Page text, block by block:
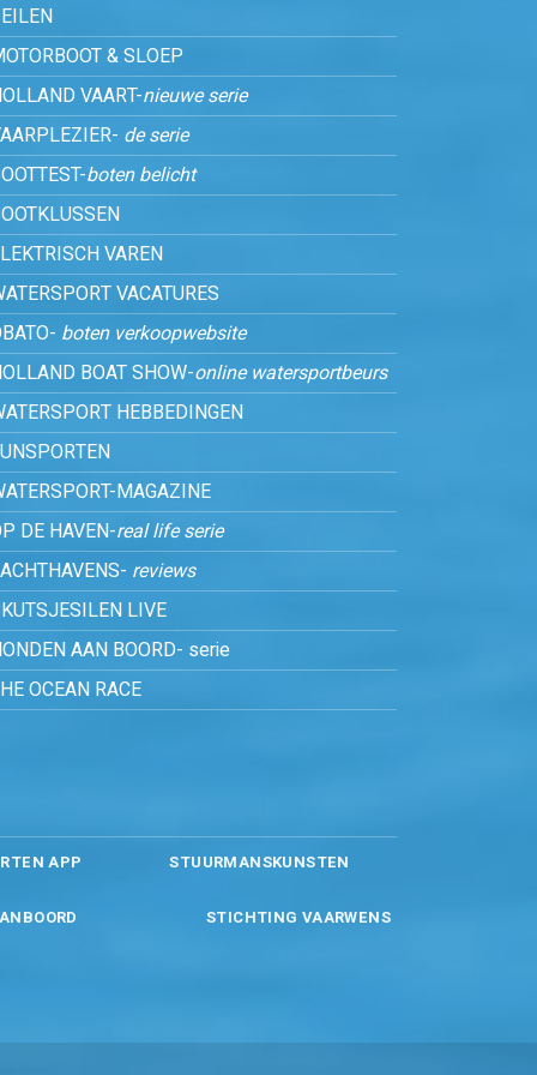
& SLOEP
VAART-nieuwe serie
de serie
boten belicht
VAREN
VACATURES
boten verkoopwebsite
BOAT SHOW-online watersportbeurs
HEBBEDINGEN
MAGAZINE
DE HAVEN-real life serie
reviews
LIVE
AAN BOORD- serie
OCEAN RACE
APP STUURMANSKUNSTEN
STICHTING VAARWENS